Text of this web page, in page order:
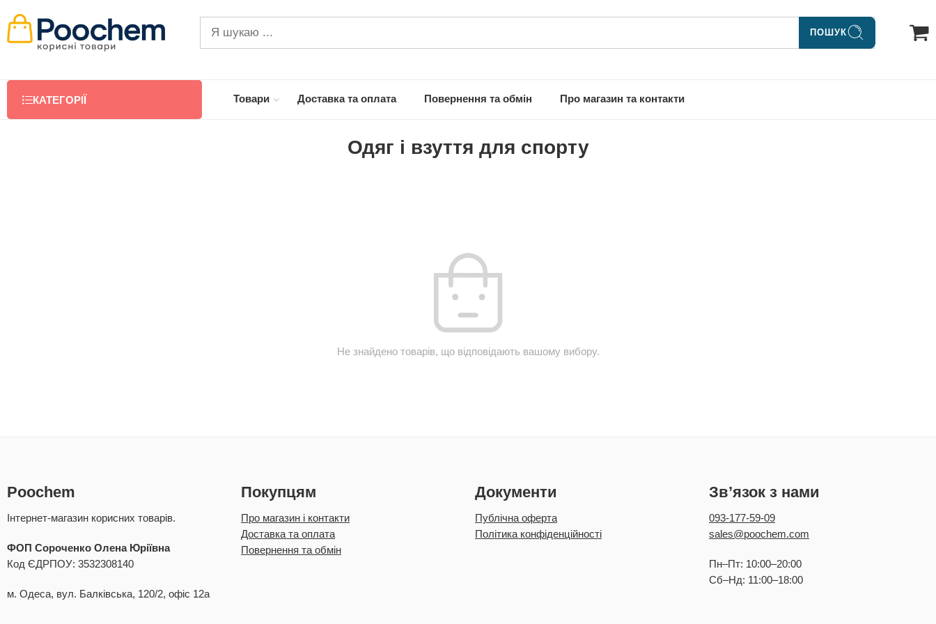
ПОШУК
КАТЕГОРІЇ Товари Доставка та оплата Повернення та обмін Про магазин та контакти
Одяг і взуття для спорту
Не знайдено товарів, що відповідають вашому вибору.
Poochem
Інтернет-магазин корисних товарів.
ФОП Сороченко Олена Юріївна
Код ЄДРПОУ: 3532308140
м. Одеса, вул. Балківська, 120/2, офіс 12а
Покупцям
Про магазин і контакти
Доставка та оплата
Повернення та обмін
Документи
Публічна оферта
Політика конфіденційності
Зв’язок з нами
093-177-59-09
sales@poochem.com
Пн–Пт: 10:00–20:00
Сб–Нд: 11:00–18:00